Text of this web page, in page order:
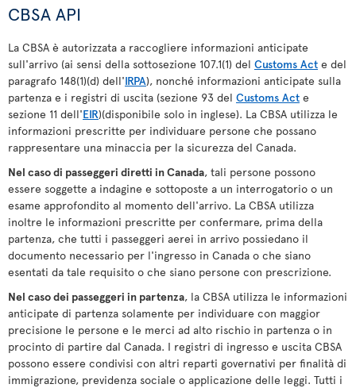
CBSA API
La CBSA è autorizzata a raccogliere informazioni anticipate
sull'arrivo (ai sensi della sottosezione 107.1(1) del Customs Act e del
paragrafo 148(1)(d) dell'IRPA), nonché informazioni anticipate sulla
partenza e i registri di uscita (sezione 93 del Customs Act e
sezione 11 dell'EIR)(disponibile solo in inglese). La CBSA utilizza le
informazioni prescritte per individuare persone che possano
rappresentare una minaccia per la sicurezza del Canada.
Nel caso di passeggeri diretti in Canada, tali persone possono
essere soggette a indagine e sottoposte a un interrogatorio o un
esame approfondito al momento dell'arrivo. La CBSA utilizza
inoltre le informazioni prescritte per confermare, prima della
partenza, che tutti i passeggeri aerei in arrivo possiedano il
documento necessario per l'ingresso in Canada o che siano
esentati da tale requisito o che siano persone con prescrizione.
Nel caso dei passeggeri in partenza, la CBSA utilizza le informazioni
anticipate di partenza solamente per individuare con maggior
precisione le persone e le merci ad alto rischio in partenza o in
procinto di partire dal Canada. I registri di ingresso e uscita CBSA
possono essere condivisi con altri reparti governativi per finalità di
immigrazione, previdenza sociale o applicazione delle leggi. Tutti i